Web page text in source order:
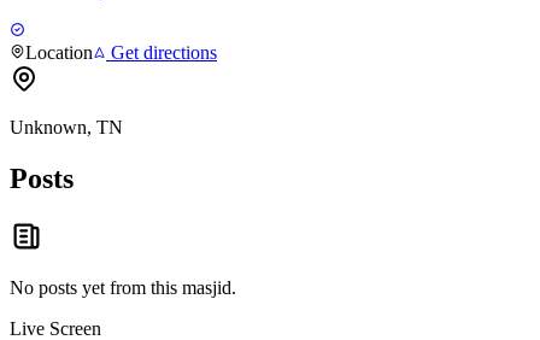
Location Get directions
Unknown, TN
Posts
No posts yet from this masjid.
Live Screen